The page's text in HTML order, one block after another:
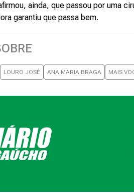
ainda, que passou por uma
garantiu que passa bem.
LOURO JOSÉ ANA MARIA BRAGA MAIS